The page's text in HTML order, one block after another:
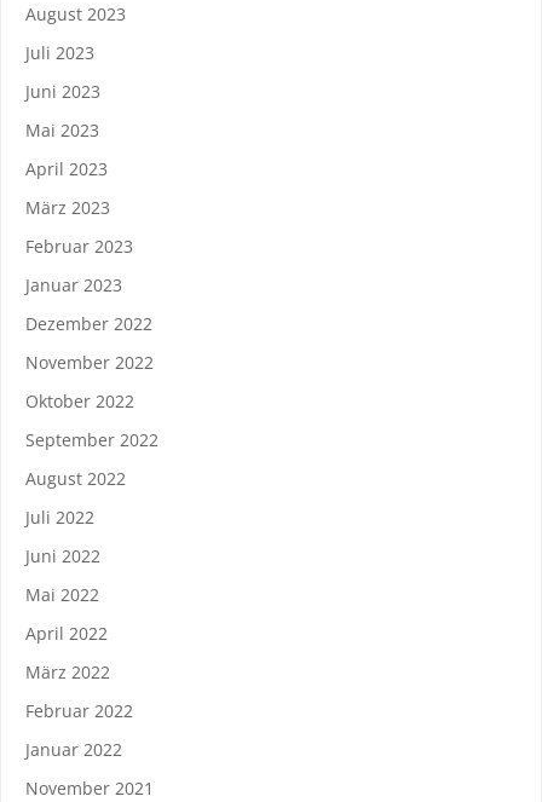
August 2023
Juli 2023
Juni 2023
Mai 2023
April 2023
März 2023
Februar 2023
Januar 2023
Dezember 2022
November 2022
Oktober 2022
September 2022
August 2022
Juli 2022
Juni 2022
Mai 2022
April 2022
März 2022
Februar 2022
Januar 2022
November 2021